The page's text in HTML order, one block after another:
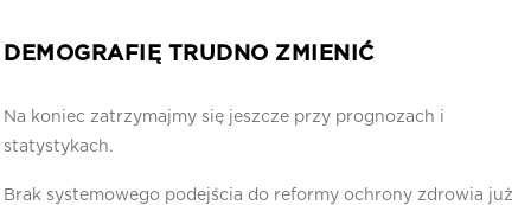
DEMOGRAFIĘ TRUDNO ZMIENIĆ
Na koniec zatrzymajmy się jeszcze przy prognozach i
statystykach.
Brak systemowego podejścia do reformy ochrony zdrowia już